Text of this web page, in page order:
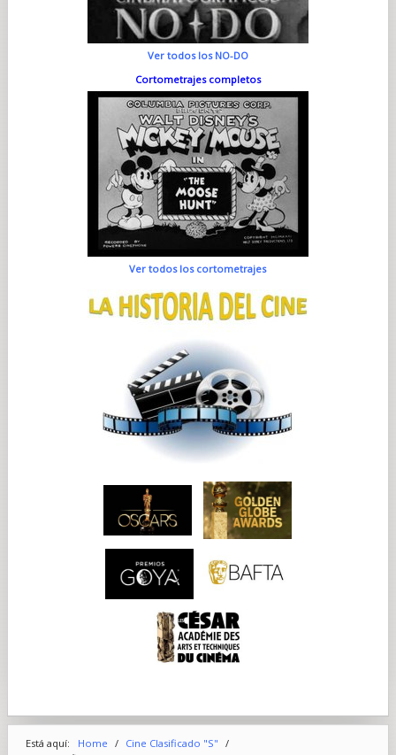
Ver todos los NO-DO
Cortometrajes completos
Ver todos los cortometrajes
Está aquí: Home / Cine Clasificado "S" /